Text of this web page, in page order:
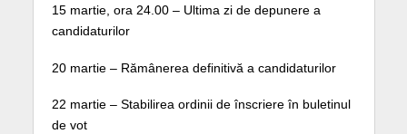
15 martie, ora 24.00 – Ultima zi de depunere a
candidaturilor
20 martie – Rămânerea definitivă a candidaturilor
22 martie – Stabilirea ordinii de înscriere în buletinul
de vot